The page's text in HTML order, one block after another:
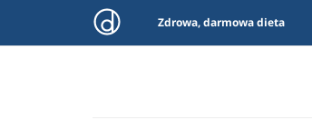
Zdrowa, darmowa dieta